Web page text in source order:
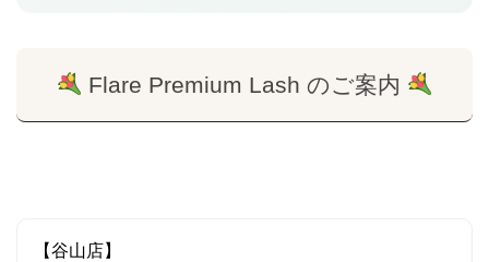
Flare Premium Lash のご案内
【谷山店】